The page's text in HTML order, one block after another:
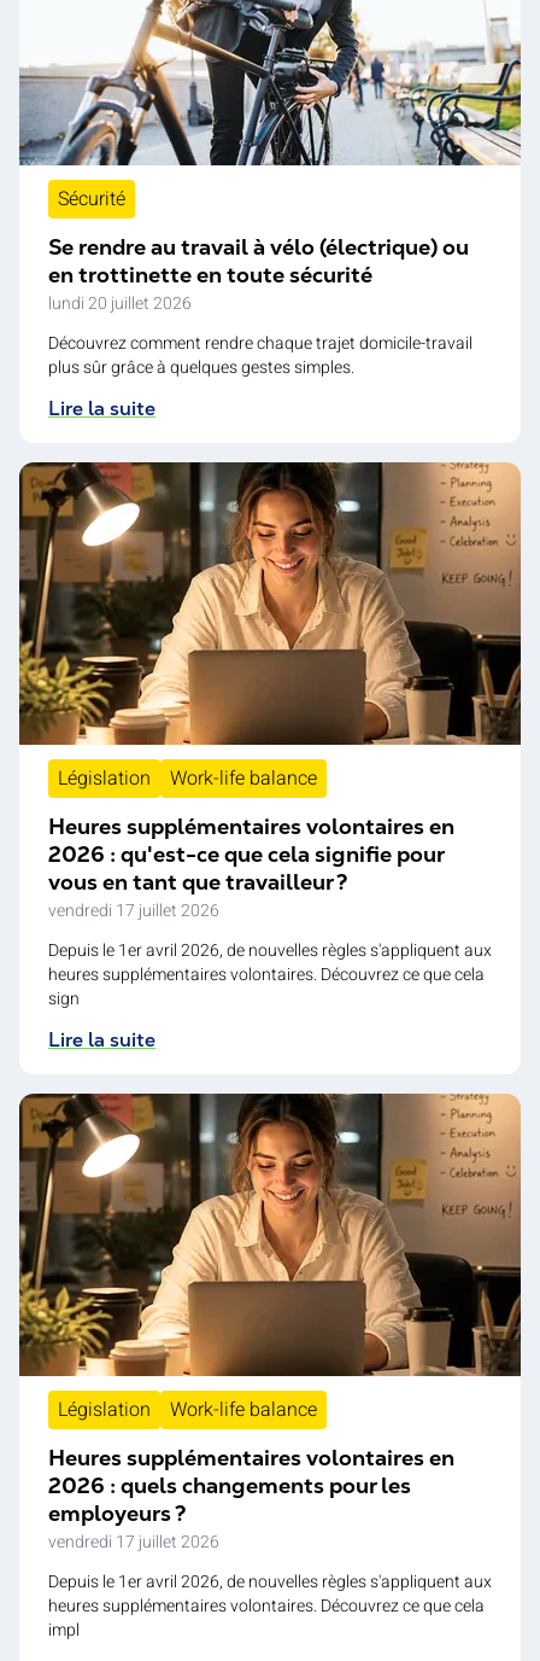
Sécurité
Se rendre au travail à vélo (électrique) ou
en trottinette en toute sécurité
lundi 20 juillet 2026
Découvrez comment rendre chaque trajet domicile-travail
plus sûr grâce à quelques gestes simples.
Lire la suite
Législation Work-life balance
Heures supplémentaires volontaires en
2026 : qu'est-ce que cela signifie pour
vous en tant que travailleur ?
vendredi 17 juillet 2026
Depuis le 1er avril 2026, de nouvelles règles s'appliquent aux
heures supplémentaires volontaires. Découvrez ce que cela
sign
Lire la suite
Législation Work-life balance
Heures supplémentaires volontaires en
2026 : quels changements pour les
employeurs ?
vendredi 17 juillet 2026
Depuis le 1er avril 2026, de nouvelles règles s'appliquent aux
heures supplémentaires volontaires. Découvrez ce que cela
impl